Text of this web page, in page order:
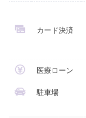
カード決済
医療ローン
駐車場